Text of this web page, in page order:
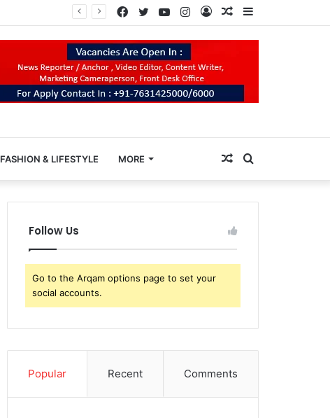
Sidebar
Random
Log
Instagram
YouTube
Twitter
Facebook
FASHION & LIFESTYLE MORE Search
for
Random
Article
Follow Us
Go to the Arqam options page to set your
social accounts.
Popular Recent Comments